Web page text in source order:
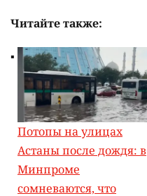
Читайте также:
Потопы на улицах
Астаны после дождя: в
Минпроме
сомневаются, что